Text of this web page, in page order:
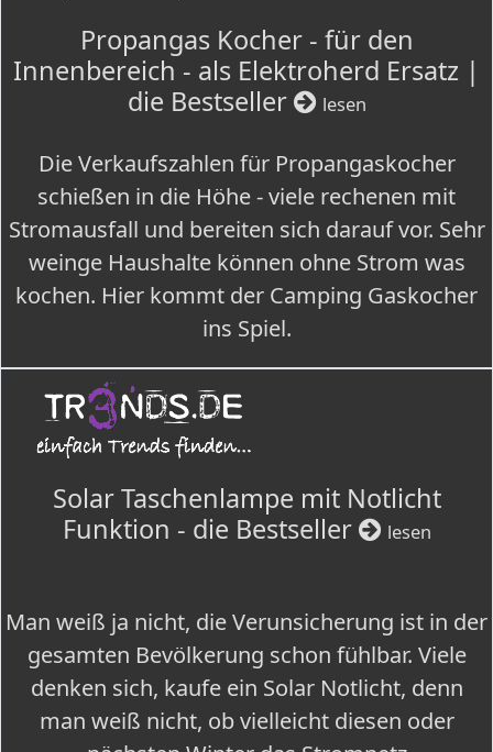
Propangas Kocher - für den
Innenbereich - als Elektroherd Ersatz |
die Bestseller
lesen
Die Verkaufszahlen für Propangaskocher
schießen in die Höhe - viele rechenen mit
Stromausfall und bereiten sich darauf vor. Sehr
weinge Haushalte können ohne Strom was
kochen. Hier kommt der Camping Gaskocher
ins Spiel.
Solar Taschenlampe mit Notlicht
Funktion - die Bestseller
lesen
Man weiß ja nicht, die Verunsicherung ist in der
gesamten Bevölkerung schon fühlbar. Viele
denken sich, kaufe ein Solar Notlicht, denn
man weiß nicht, ob vielleicht diesen oder